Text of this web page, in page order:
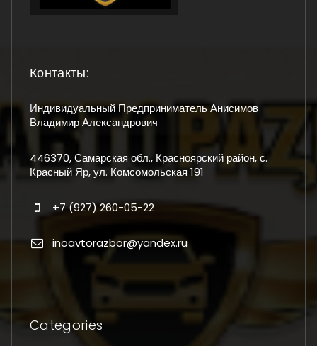
Контакты:
Индивидуальный Предприниматель Анисимов
Владимир Александрович
446370, Самарская обл., Красноярский район, с.
Красный Яр, ул. Комсомольская 191
+7 (927) 260-05-22
inoavtorazbor@yandex.ru
Categories